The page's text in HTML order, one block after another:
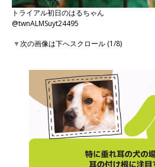
トライアル初日のはるちゃん
@twnALMSuyt24495
▼次の画像は下へスクロール (1/8)